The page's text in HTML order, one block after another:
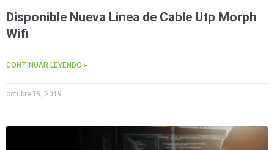
Disponible Nueva Linea de Cable Utp Morph
Wifi
CONTINUAR LEYENDO »
octubre 19, 2019